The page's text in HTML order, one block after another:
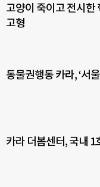
고양이 죽이고 전시
고형
동물권행동 카라, ‘서
카라 더봄센터, 국내